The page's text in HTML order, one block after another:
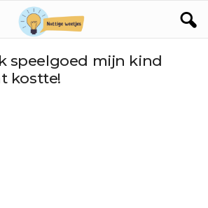
speelgoed mijn kind
kostte!